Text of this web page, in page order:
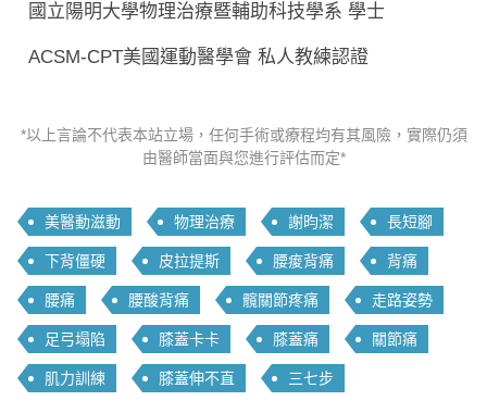
國立陽明大學物理治療暨輔助科技學系 學士
ACSM-CPT美國運動醫學會 私人教練認證
*以上言論不代表本站立場，任何手術或療程均有其風險，實際仍須
由醫師當面與您進行評估而定*
美醫動滋動 物理治療 謝昀潔 長短腳
下背僵硬 皮拉提斯 腰痠背痛 背痛
腰痛 腰酸背痛 髖關節疼痛 走路姿勢
足弓塌陷 膝蓋卡卡 膝蓋痛 關節痛
肌力訓練 膝蓋伸不直 三七步